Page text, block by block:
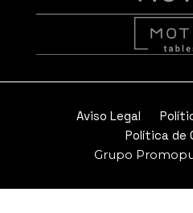
Aviso Legal
Política de
Grupo